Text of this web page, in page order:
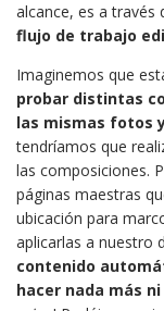
alcance, es a través
flujo de trabajo
Imaginemos que
probar distintas
las mismas fotos
tendríamos que
las composiciones.
páginas maestras
ubicación para
aplicarlas a nuestro
contenido
hacer nada más